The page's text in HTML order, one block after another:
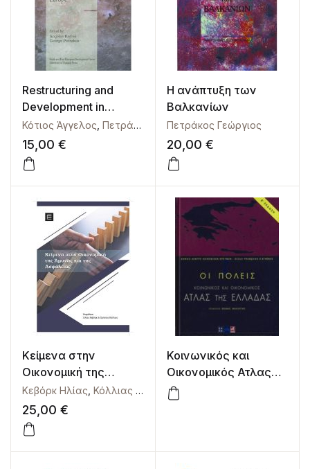
Restructuring and
Development in
Southeastern Europe
Κότιος Άγγελος Πετράκος Γεώργιος
15,00 €
Η ανάπτυξη των
Βαλκανίων
Πετράκος Γεώργιος
20,00 €
Κείμενα στην
Οικονομική της
Άμυνας και της
Ασφάλειας
Κεβόρκ Ηλίας Κόλλιας Χρήστος
25,00 €
Κοινωνικός και
Οικονομικός Ατλας
της Ελλάδας – Τόμος